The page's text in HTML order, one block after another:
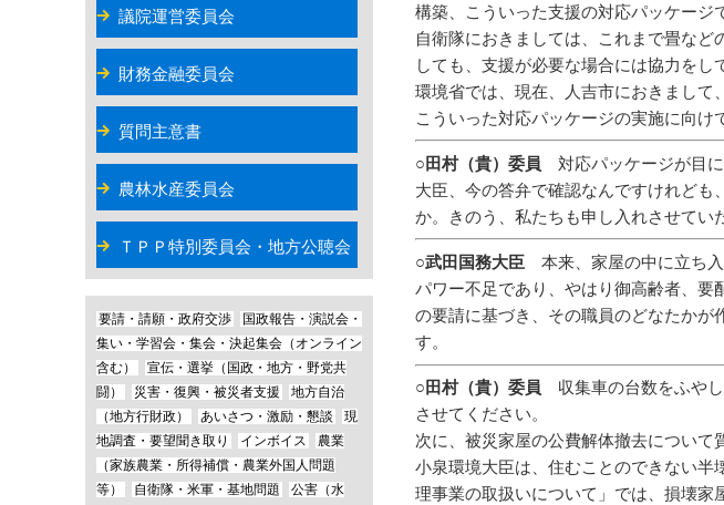
構築、こういった支援の対応パッケージ
自衛隊におきましては、これまで畳な
しても、支援が必要な場合には協力をし
環境省では、現在、人吉市におきまして
こういった対応パッケージの実施に向け
○田村（貴）委員 対応パッケージが目
大臣、今の答弁で確認なんですけれども
か。きのう、私たちも申し入れさせてい
○武田国務大臣 本来、家屋の中に立ち
パワー不足であり、やはり御高齢者、要
の要請に基づき、その職員のどなたかが
す。
○田村（貴）委員 収集車の台数をふや
させてください。
次に、被災家屋の公費解体撤去について
小泉環境大臣は、住むことのできない半
理事業の取扱いについて」では、損壊家
議院運営委員会
財務金融委員会
質問主意書
農林水産委員会
ＴＰＰ特別委員会・地方公聴会
要請・請願・政府交渉
国政報告・演説会・
集い・学習会・集会・決起集会（オンライン
含む）
宣伝・選挙（国政・地方・野党共
闘）
災害・復興・被災者支援
地方自治
（地方行財政）
あいさつ・激励・懇談
現
地調査・要望聞き取り
インボイス
農業
（家族農業・所得補償・農業外国人問題
等）
自衛隊・米軍・基地問題
公害（水